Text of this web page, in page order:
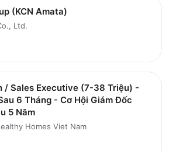
(KCN Amata)
Ltd.
/ Sales Executive (7-38 Triệu) -
6 Tháng - Cơ Hội Giám Đốc
5 Năm
Homes Viet Nam